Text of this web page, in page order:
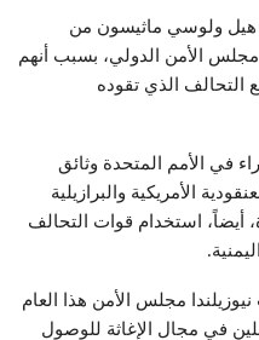
هيل ولوسي ماثيسون من
الأمن الدولي، بسبب أنهم
التحالف الذي تقوده
في الأمم المتحدة وثائق
الأمريكية والبرازيلية
أيضاً، استخدام قوات التحالف
مجلس الأمن هذا العام
في مجال الإغاثة للوصول